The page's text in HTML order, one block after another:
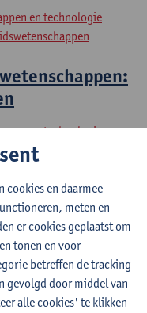
en technologie
en technologie
en technologie
cookies en daarmee
meten en
er cookies geplaatst om
tonen en voor
betreffen de tracking
gevolgd door middel van
alle cookies' te klikken